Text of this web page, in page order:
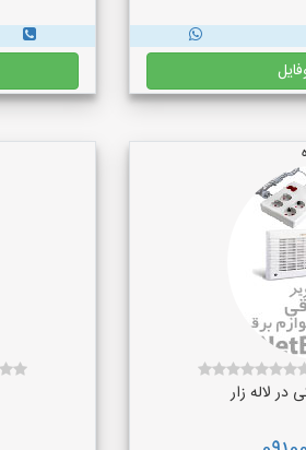
در لاله زار